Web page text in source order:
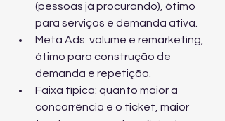
(pessoas já procurando), ótimo
para serviços e demanda ativa.
Meta Ads: volume e remarketing,
ótimo para construção de
demanda e repetição.
Faixa típica: quanto maior a
concorrência e o ticket, maior